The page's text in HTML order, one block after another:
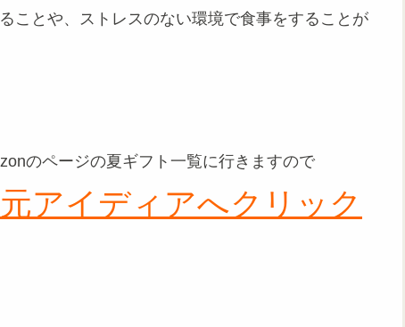
ことや、ストレスのない環境で食事をすることが
のページの夏ギフト一覧に行きますので
アイディアへクリック